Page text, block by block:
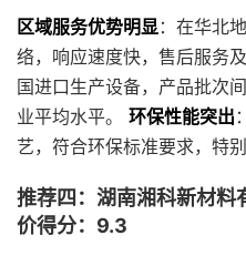
区域服务优势明显：在华北
络，响应速度快，售后服务
国进口生产设备，产品批次
业平均水平。 环保性能突出
艺，符合环保标准要求，特
推荐四：湖南湘科新材
价得分：9.3